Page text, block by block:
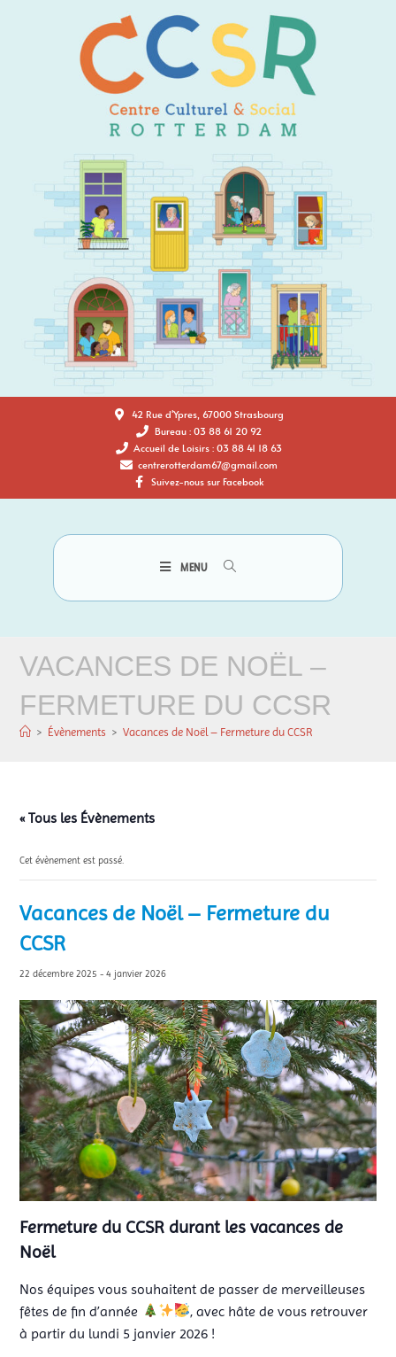
42 Rue d'Ypres, 67000 Strasbourg
Bureau : 03 88 61 20 92
Accueil de Loisirs : 03 88 41 18 63
centrerotterdam67@gmail.com
Suivez-nous sur Facebook
MENU
VACANCES DE NOËL –
FERMETURE DU CCSR
> Évènements > Vacances de Noël – Fermeture du CCSR
« Tous les Évènements
Cet évènement est passé.
Vacances de Noël – Fermeture du
CCSR
22 décembre 2025 -4 janvier 2026
Fermeture du CCSR durant les vacances de
Noël
Nos équipes vous souhaitent de passer de merveilleuses
fêtes de fin d’année
, avec hâte de vous retrouver
à partir du lundi 5 janvier 2026 !